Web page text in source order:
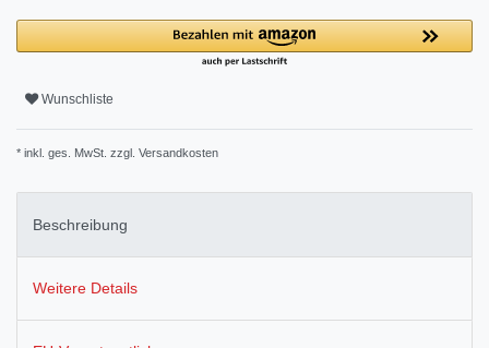
Wunschliste
* inkl. ges. MwSt. zzgl. Versandkosten
Beschreibung
Weitere Details